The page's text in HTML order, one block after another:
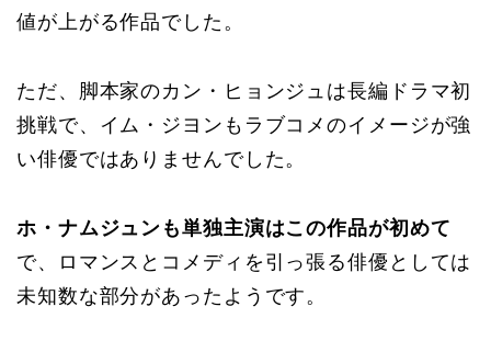
値が上がる作品でした。
ただ、脚本家のカン・ヒョンジュは長編ドラマ初
挑戦で、イム・ジヨンもラブコメのイメージが強
い俳優ではありませんでした。
ホ・ナムジュンも単独主演はこの作品が初めて
で、ロマンスとコメディを引っ張る俳優としては
未知数な部分があったようです。